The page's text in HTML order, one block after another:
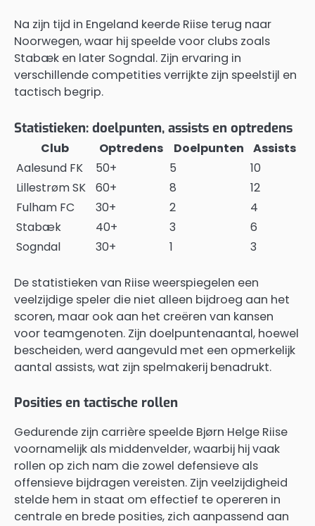
Na zijn tijd in Engeland keerde Riise terug naar
Noorwegen, waar hij speelde voor clubs zoals
Stabæk en later Sogndal. Zijn ervaring in
verschillende competities verrijkte zijn speelstijl en
tactisch begrip.
Statistieken: doelpunten, assists en optredens
Club Optredens Doelpunten
Assists
Aalesund FK
50+ 5
10
Lillestrøm SK
60+ 8
12
Fulham FC
30+ 2
4
Stabæk
40+ 3
6
Sogndal
30+ 1 3
De statistieken van Riise weerspiegelen een
veelzijdige speler die niet alleen bijdroeg aan het
scoren, maar ook aan het creëren van kansen
voor teamgenoten. Zijn doelpuntenaantal, hoewel
bescheiden, werd aangevuld met een opmerkelijk
aantal assists, wat zijn spelmakerij benadrukt.
Posities en tactische rollen
Gedurende zijn carrière speelde Bjørn Helge Riise
voornamelijk als middenvelder, waarbij hij vaak
rollen op zich nam die zowel defensieve als
offensieve bijdragen vereisten. Zijn veelzijdigheid
stelde hem in staat om effectief te opereren in
centrale en brede posities, zich aanpassend aan